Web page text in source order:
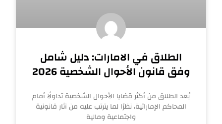
الطلاق في الامارات: دليل شامل
وفق قانون الأحوال الشخصية 2026
يُعد الطلاق من أكثر قضايا الأحوال الشخصية تداولًا أمام
المحاكم الإماراتية، نظرًا لما يترتب عليه من آثار قانونية
واجتماعية ومالية